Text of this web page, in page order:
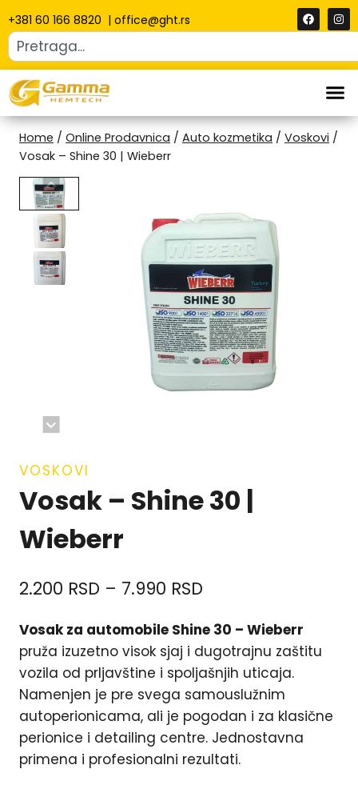
+381 60 166 8820 | office@ght.rs
Home / Online Prodavnica / Auto kozmetika / Voskovi /
Vosak – Shine 30 | Wieberr
VOSKOVI
Vosak – Shine 30 |
Wieberr
2.200 RSD – 7.990 RSD
Vosak za automobile Shine 30 – Wieberr
pruža izuzetno visok sjaj i dugotrajnu zaštitu
vozila od prljavštine i spoljašnjih uticaja.
Namenjen je pre svega samouslužnim
autoperionicama, ali je pogodan i za klasične
perionice i detailing centre. Jednostavna
primena i profesionalni rezultati.